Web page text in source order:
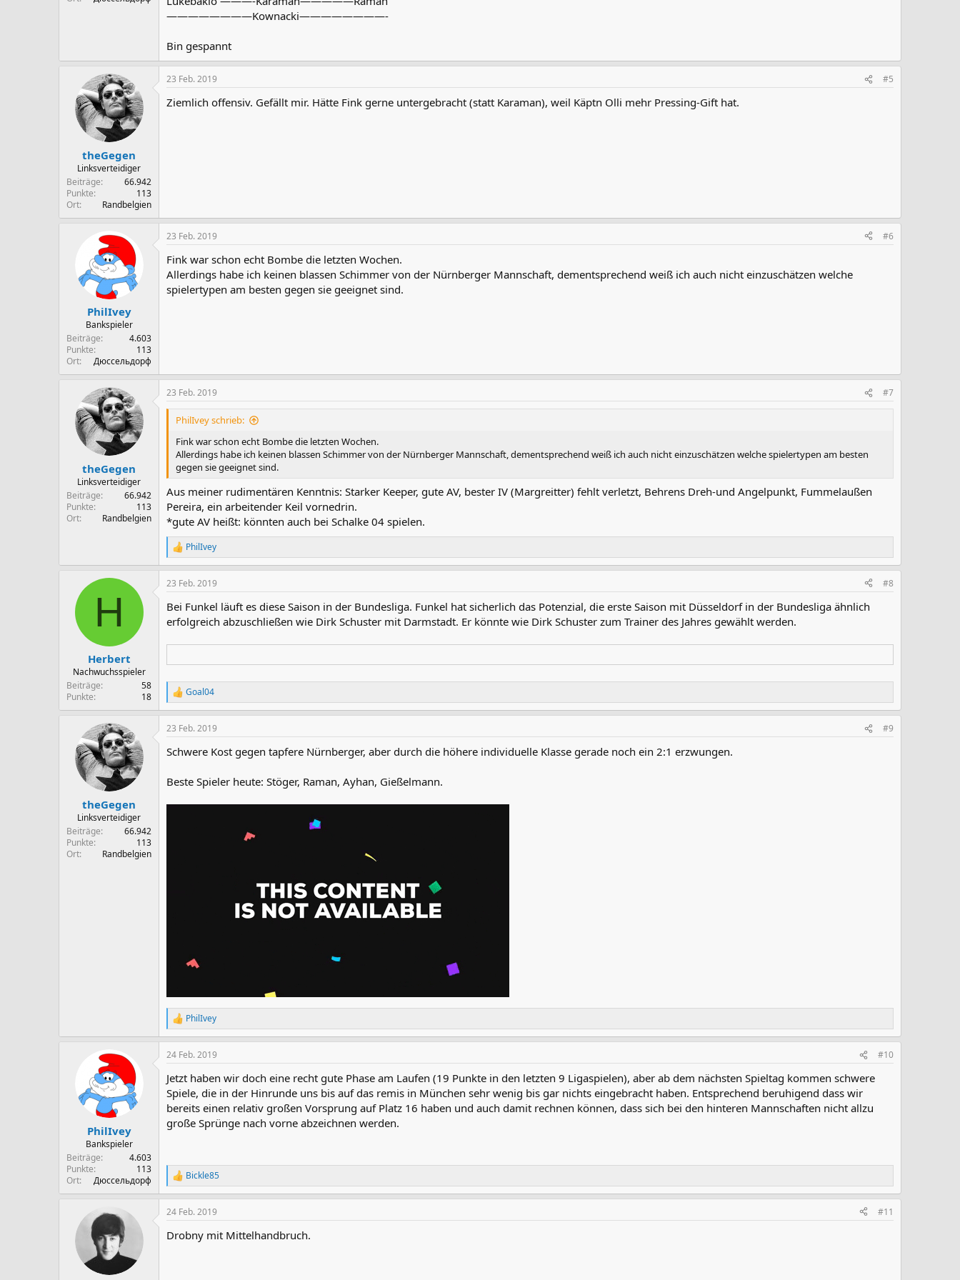
————————Kownacki————————-
Bin gespannt
theGegen
Linksverteidiger
Beiträge
66.942
Punkte
113
Ort
Randbelgien
23 Feb. 2019 #5
Ziemlich offensiv. Gefällt mir. Hätte Fink gerne untergebracht (statt Karaman), weil Käptn Olli mehr Pressing-Gift hat.
PhilIvey
Bankspieler
Beiträge
4.603
Punkte
113
Ort
Дюссельдорф
23 Feb. 2019 #6
Fink war schon echt Bombe die letzten Wochen.
Allerdings habe ich keinen blassen Schimmer von der Nürnberger Mannschaft, dementsprechend weiß ich auch nicht einzuschätzen welche
spielertypen am besten gegen sie geeignet sind.
theGegen
Linksverteidiger
Beiträge
66.942
Punkte
113
Ort
Randbelgien
23 Feb. 2019 #7
PhilIvey schrieb:
Fink war schon echt Bombe die letzten Wochen.
Allerdings habe ich keinen blassen Schimmer von der Nürnberger Mannschaft, dementsprechend weiß ich auch nicht einzuschätzen welche spielertypen am besten
gegen sie geeignet sind.
Aus meiner rudimentären Kenntnis: Starker Keeper, gute AV, bester IV (Margreitter) fehlt verletzt, Behrens Dreh-und Angelpunkt, Fummelaußen
Pereira, ein arbeitender Keil vornedrin.
*gute AV heißt: könnten auch bei Schalke 04 spielen.
R
e
a
k
i
o
e
:
PhilIvey
H
Herbert
Nachwuchsspieler
Beiträge
58
Punkte
18
23 Feb. 2019 #8
Bei Funkel läuft es diese Saison in der Bundesliga. Funkel hat sicherlich das Potenzial, die erste Saison mit Düsseldorf in der Bundesliga ähnlich
erfolgreich abzuschließen wie Dirk Schuster mit Darmstadt. Er könnte wie Dirk Schuster zum Trainer des Jahres gewählt werden.
R
e
a
k
i
n
e
Goal04
theGegen
Linksverteidiger
Beiträge
66.942
Punkte
113
Ort
Randbelgien
23 Feb. 2019 #9
Schwere Kost gegen tapfere Nürnberger, aber durch die höhere individuelle Klasse gerade noch ein 2:1 erzwungen.
Beste Spieler heute: Stöger, Raman, Ayhan, Gießelmann.
R
e
a
k
i
o
n
e
n
PhilIvey
PhilIvey
Bankspieler
Beiträge
4.603
Punkte
113
Ort
Дюссельдорф
24 Feb. 2019 #10
Jetzt haben wir doch eine recht gute Phase am Laufen (19 Punkte in den letzten 9 Ligaspielen), aber ab dem nächsten Spieltag kommen schwere
Spiele, die in der Hinrunde uns bis auf das remis in München sehr wenig bis gar nichts eingebracht haben. Entsprechend beruhigend dass wir
bereits einen relativ großen Vorsprung auf Platz 16 haben und auch damit rechnen können, dass sich bei den hinteren Mannschaften nicht allzu
große Sprünge nach vorne abzeichnen werden.
R
e
a
k
i
Bickle85
24 Feb. 2019 #11
Drobny mit Mittelhandbruch.